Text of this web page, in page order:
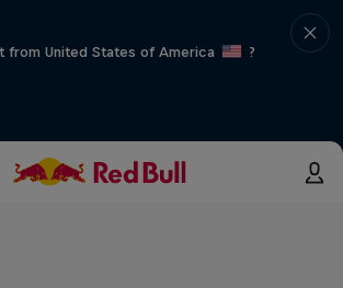
from United States of America
?